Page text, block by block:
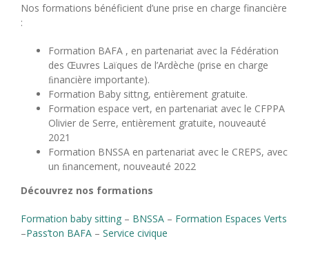
Nos formations bénéficient d’une prise en charge financière
:
Formation BAFA , en partenariat avec la Fédération
des Œuvres Laïques de l’Ardèche (prise en charge
ﬁnancière importante).
Formation Baby sittng, entièrement gratuite.
Formation espace vert, en partenariat avec le CFPPA
Olivier de Serre, entièrement gratuite, nouveauté
2021
Formation BNSSA en partenariat avec le CREPS, avec
un ﬁnancement, nouveauté 2022
Découvrez nos formations
Formation baby sitting– BNSSA– Formation Espaces Verts
–Pass’ton BAFA– Service civique